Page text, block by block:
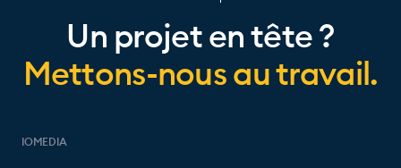
Un projet en tête ?
Mettons-nous au travail.
IOMEDIA